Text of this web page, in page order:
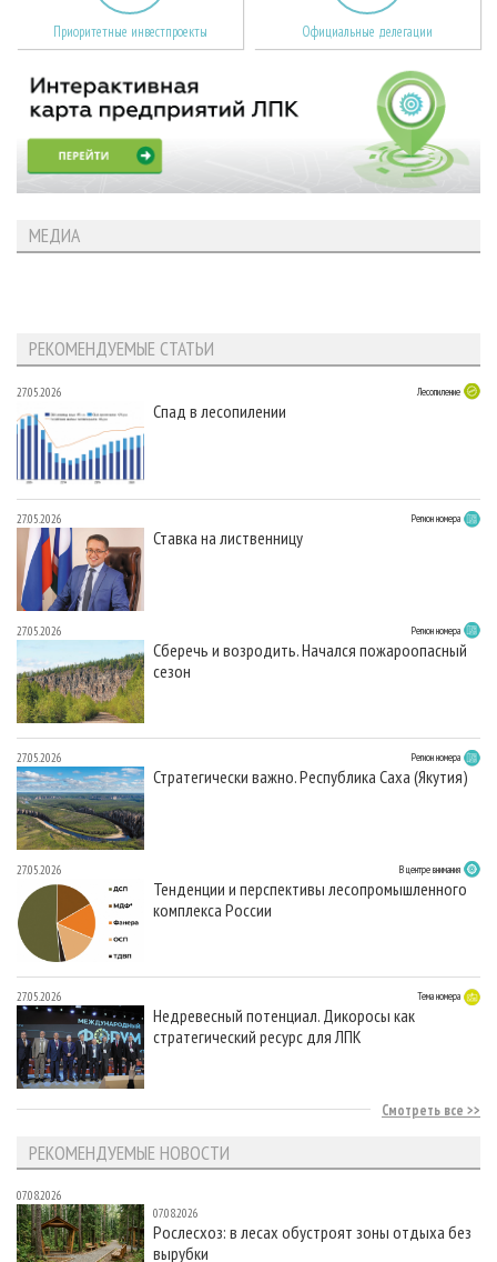
Приоритетные инвестпроекты Официальные делегации
МЕДИА
РЕКОМЕНДУЕМЫЕ СТАТЬИ
27.05.2026 Лесопиление
Спад в лесопилении
27.05.2026 Регион номера
Ставка на лиственницу
27.05.2026 Регион номера
Сберечь и возродить. Начался пожароопасный
сезон
27.05.2026 Регион номера
Стратегически важно. Республика Саха (Якутия)
27.05.2026 В центре внимания
Тенденции и перспективы лесопромышленного
комплекса России
27.05.2026 Тема номера
Недревесный потенциал. Дикоросы как
стратегический ресурс для ЛПК
Смотреть все
РЕКОМЕНДУЕМЫЕ НОВОСТИ
07.08.2026
07.08.2026
Рослесхоз: в лесах обустроят зоны отдыха без
вырубки